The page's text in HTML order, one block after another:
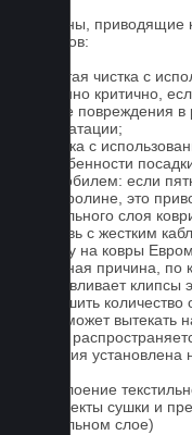
Причины,
ковриков:
1. Частая чистка с
особенно критично,
мелкие повреждения в
эксплуатации;
2. Мойка с
3. Особенности
автомобилем: если
на ковролине, это
текстильного слоя
4. Обувь с жестким
Почему на ковры
Основная причина, по
устанавливает
уменьшить
влага может вытекать
На что
Гарантия
1. Отслоение
2. Дефекты сушки и
текстильном слое)